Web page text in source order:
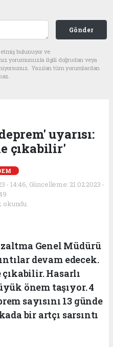
Gönder
bulunuyor ve
yorumunuzla ilgili doğrudan veya
Yazılan tüm yorumlardan
uyarısı:
çıkabilir'
- 14:46, Güncelleme: 21.02.2023 -
okundu.
Genel Müdürü
devam edecek.
Hasarlı
önem taşıyor. 4
sayısını 13 günde
bir artçı sarsıntı